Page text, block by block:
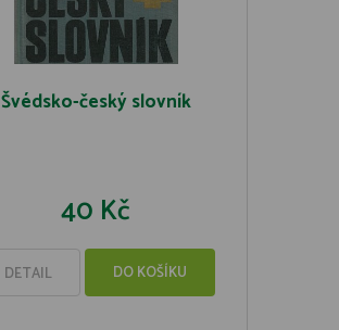
Švédsko-český slovník
40 Kč
DETAIL DO KOŠÍKU